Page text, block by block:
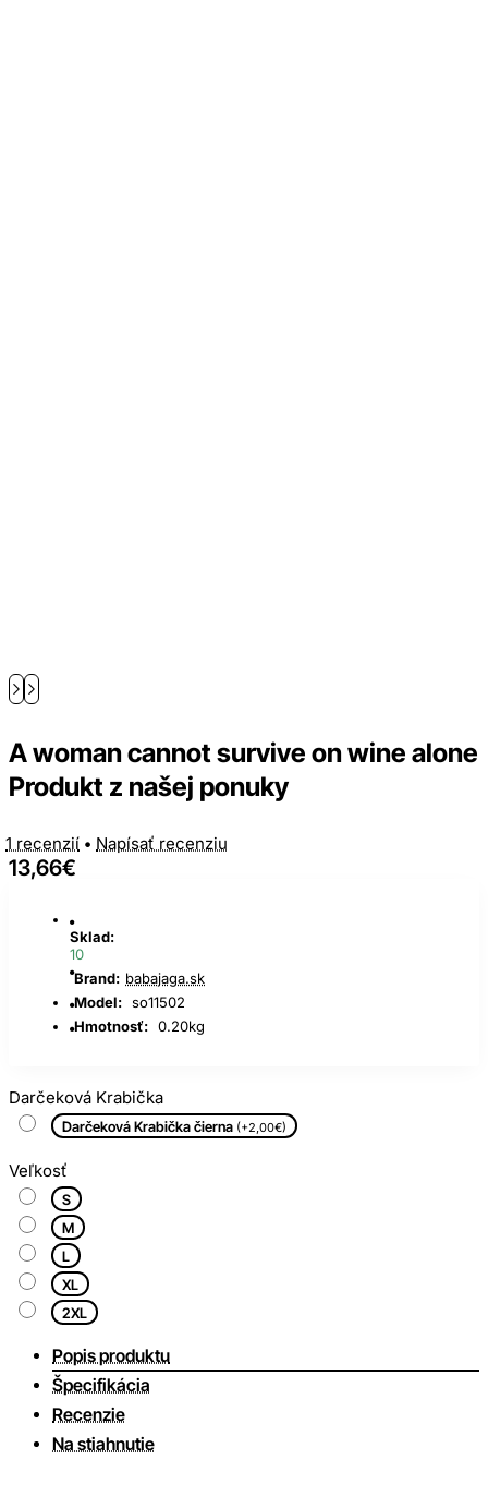
A woman cannot survive on wine alone
Produkt z našej ponuky
1 recenzií • Napísať recenziu
13,66€
Sklad:
10
Brand: babajaga.sk
Model: so11502
Hmotnosť: 0.20kg
Darčeková Krabička
Darčeková Krabička čierna (+2,00€)
Veľkosť
S
M
L
XL
2XL
Popis produktu
Špecifikácia
Recenzie
Na stiahnutie